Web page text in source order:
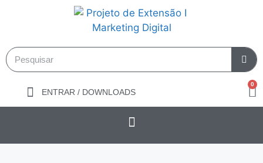
ENTRAR / DOWNLOADS
0